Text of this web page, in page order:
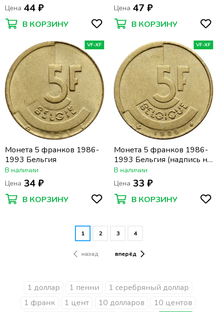
Цена 44 ₽
В КОРЗИНУ
Цена 47 ₽
В КОРЗИНУ
VF-XF
Монета 5 франков 1986-
1993 Бельгия
В наличии
Цена 34 ₽
В КОРЗИНУ
VF-XF
Монета 5 франков 1986-
1993 Бельгия (надпись на
французском BELGIQUE)
В наличии
Цена 33 ₽
В КОРЗИНУ
назад
1 2 3 4
вперёд
1 доллар 1 пенни
1 серебряный доллар
1 франк
1 цент 10 долларов
10 центов